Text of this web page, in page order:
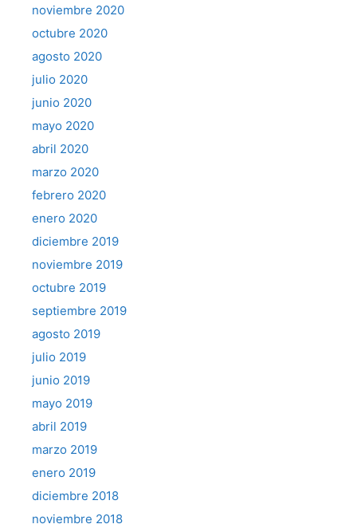
noviembre 2020
octubre 2020
agosto 2020
julio 2020
junio 2020
mayo 2020
abril 2020
marzo 2020
febrero 2020
enero 2020
diciembre 2019
noviembre 2019
octubre 2019
septiembre 2019
agosto 2019
julio 2019
junio 2019
mayo 2019
abril 2019
marzo 2019
enero 2019
diciembre 2018
noviembre 2018